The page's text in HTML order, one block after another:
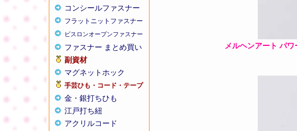
コンシールファスナー
フラットニットファスナー
ビスロンオープンファスナー
ファスナー まとめ買い
副資材
マグネットホック
手芸ひも・コード・テープ
金・銀打ちひも
江戸打ち紐
アクリルコード
メルヘンアート パ